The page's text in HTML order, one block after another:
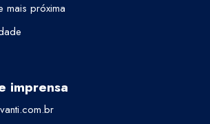
mais próxima
imprensa